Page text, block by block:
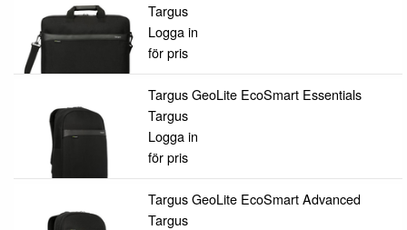
Targus
Logga in
för pris
Targus GeoLite EcoSmart Essentials
Targus
Logga in
för pris
Targus GeoLite EcoSmart Advanced
Targus